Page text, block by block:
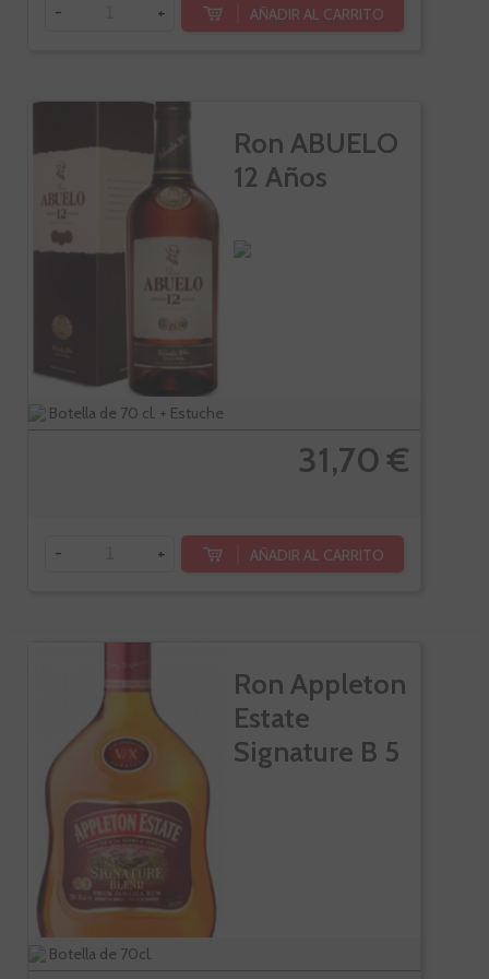
- + AÑADIR AL CARRITO
Ron ABUELO
12 Años
Botella de 70 cl. + Estuche
31,70 €
- + AÑADIR AL CARRITO
Ron Appleton
Estate
Signature B 5
Botella de 70cl.